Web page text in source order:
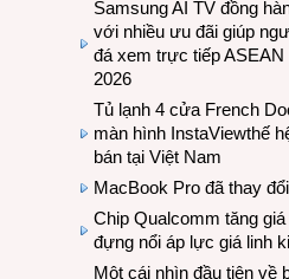
Samsung AI TV đồng
với nhiều ưu đãi giúp
đá xem trực tiếp
2026
Tủ lạnh 4 cửa French
màn hình InstaViewthế
bán tại Việt Nam
MacBook Pro đã thay
Chip Qualcomm tăng
đựng nổi áp lực giá linh
Một cái nhìn đầu tiên về